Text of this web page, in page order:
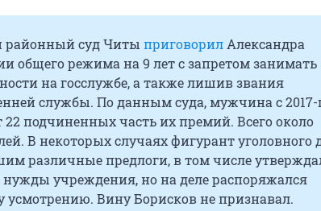
районный суд Читы приговорил Александра
общего режима на 9 лет с запретом занимать
на госслужбе, а также лишив звания
службы. По данным суда, мужчина с2017-
22 подчиненных часть их премий. Всего около
В некоторых случаях фигурант уголовного
различные предлоги, в том числе
нужды учреждения, но на деле распоряжался
усмотрению. Вину Борисков не признавал.